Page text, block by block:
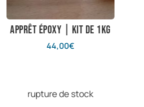
Apprêt époxy | Kit de 1kg
44,00€
rupture de stock